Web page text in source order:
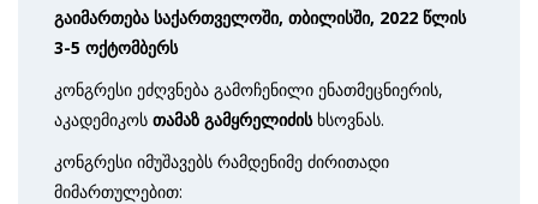
გაიმართება საქართველოში, თბილისში, 2022 წლის
3-5 ოქტომბერს
კონგრესი ეძღვნება გამოჩენილი ენათმეცნიერის,
აკადემიკოს თამაზ გამყრელიძისხსოვნას.
კონგრესი იმუშავებს რამდენიმე ძირითადი
მიმართულებით: